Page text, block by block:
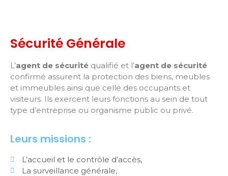
Sécurité Générale
L’agent de sécurité qualifié et l’agent de sécurité
confirmé assurent la protection des biens, meubles
et immeubles ainsi que celle des occupants et
visiteurs. Ils exercent leurs fonctions au sein de tout
type d’entreprise ou organisme public ou privé.
Leurs missions :
L’accueil et le contrôle d’accès,
La surveillance générale,